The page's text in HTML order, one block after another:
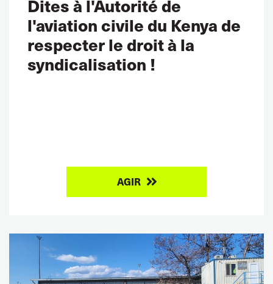
Dites à l'Autorité de
l'aviation civile du Kenya de
respecter le droit à la
syndicalisation !
AGIR